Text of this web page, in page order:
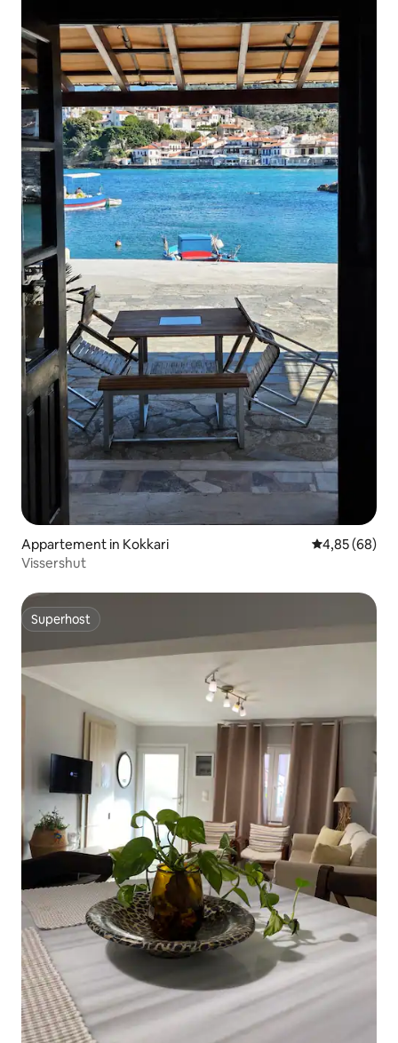
Appartement in Kokkari Gemiddelde
4,85 (68)
Vissershut
Superhost
Superhost